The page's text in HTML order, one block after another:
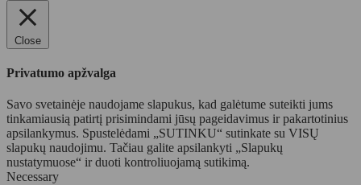
Close
Privatumo apžvalga
Savo svetainėje naudojame slapukus, kad galėtume suteikti jums
tinkamiausią patirtį prisimindami jūsų pageidavimus ir pakartotinius
apsilankymus. Spustelėdami „SUTINKU“ sutinkate su VISŲ
slapukų naudojimu. Tačiau galite apsilankyti „Slapukų
nustatymuose“ ir duoti kontroliuojamą sutikimą.
Necessary